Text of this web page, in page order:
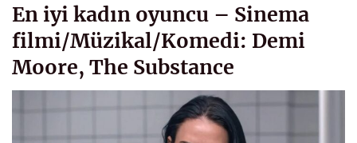
En iyi kadın oyuncu – Sinema
filmi/Müzikal/Komedi: Demi
Moore, The Substance